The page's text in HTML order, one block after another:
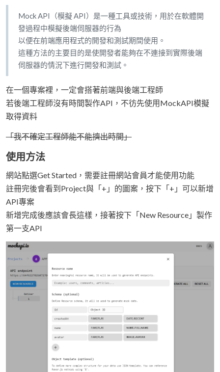
Mock API（模擬 API）是一種工具或技術，用於在軟體開
發過程中模擬後端伺服器的行為
以便在前端應用程式的開發和測試期間使用。
這種方法的主要目的是使開發者能夠在不連接到實際後端
伺服器的情況下進行開發和測試。
在一個專案裡，一定會搭著前端與後端工程師
若後端工程師沒有時間製作API，不彷先使用MockAPI模擬
取得資料
「我不確定工程師能不能擠出時間」
使用方法
網站點選Get Started，需要註冊網站會員才能使用功能
註冊完後會看到Project與「+」的圖案，按下「+」可以新增
API專案
新增完成後應該會長這樣，接著按下「New Resource」製作
第一支API